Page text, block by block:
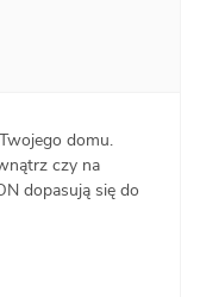
domu.
czy na
dopasują się do